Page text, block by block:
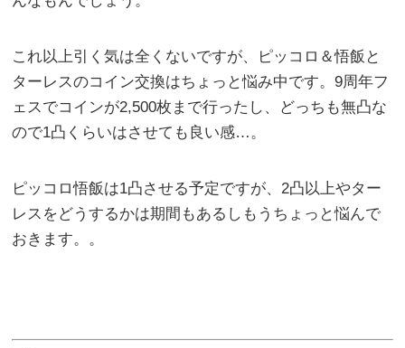
これ以上引く気は全くないですが、ピッコロ＆悟飯と
ターレスのコイン交換はちょっと悩み中です。9周年フ
ェスでコインが2,500枚まで行ったし、どっちも無凸な
ので1凸くらいはさせても良い感…。
ピッコロ悟飯は1凸させる予定ですが、2凸以上やター
レスをどうするかは期間もあるしもうちょっと悩んで
おきます。。